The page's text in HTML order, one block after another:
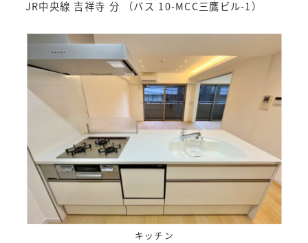
JR中央線 吉祥寺 分 （バス 10-MCC三鷹ビル-1）
キッチン